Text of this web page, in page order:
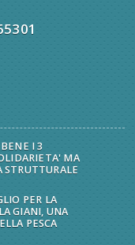
I 3
MA
STRUTTURALE
PER LA
GIANI, UNA
PESCA